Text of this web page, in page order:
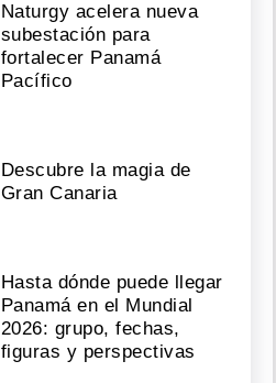
Naturgy acelera nueva
subestación para
fortalecer Panamá
Pacífico
Descubre la magia de
Gran Canaria
Hasta dónde puede llegar
Panamá en el Mundial
2026: grupo, fechas,
figuras y perspectivas